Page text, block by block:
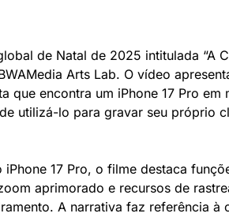
de Natal de 2025 intitulada “A
Arts Lab. O vídeo
que encontra um iPhone 17 Pro em
utilizá-lo para gravar seu próprio
17 Pro, o filme destaca
aprimorado e recursos de
A narrativa faz referência à